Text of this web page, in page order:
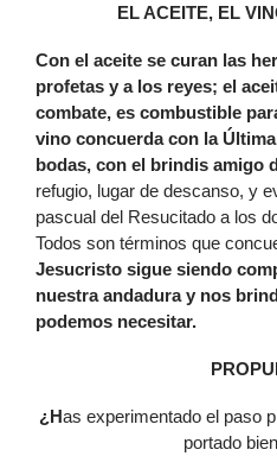
EL ACEITE, EL
Con el aceite se curan las
profetas y a los reyes; el
combate, es combustible
vino concuerda con la
bodas, con el brindis amigo
refugio, lugar de descanso, y
pascual del Resucitado a los
Todos son términos que
Jesucristo sigue siendo
nuestra andadura y nos
podemos necesitar.
¿Has experimentado el paso
portado